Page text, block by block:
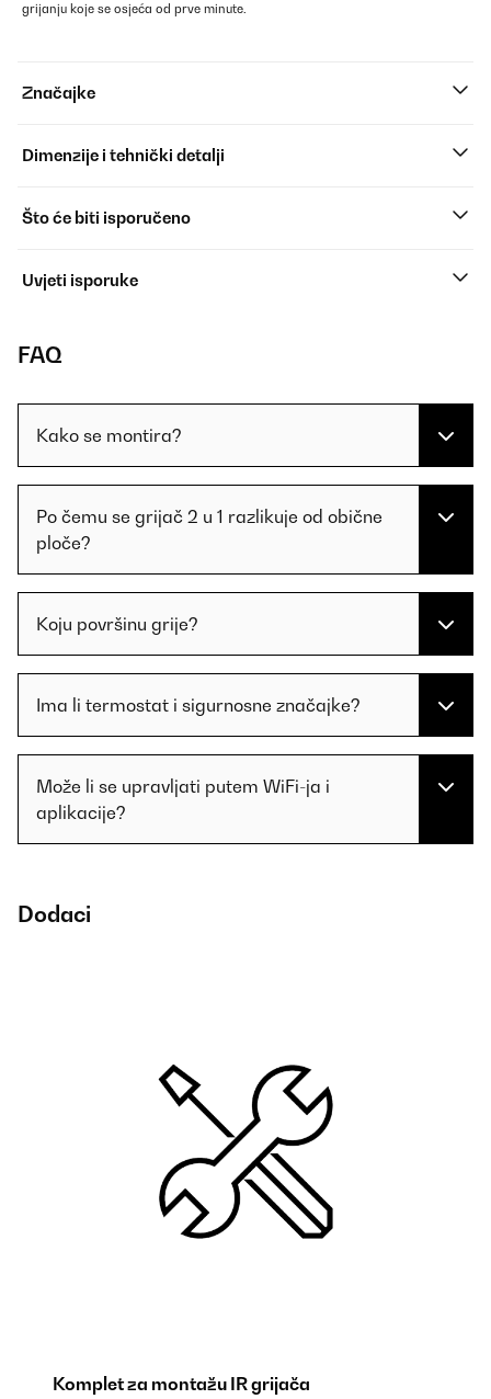
grijanju koje se osjeća od prve minute.
Značajke
Dimenzije i tehnički detalji
Što će biti isporučeno
Uvjeti isporuke
FAQ
Kako se montira?
Po čemu se grijač 2 u 1 razlikuje od obične
ploče?
Koju površinu grije?
Ima li termostat i sigurnosne značajke?
Može li se upravljati putem WiFi-ja i
aplikacije?
Dodaci
Komplet za montažu IR grijača